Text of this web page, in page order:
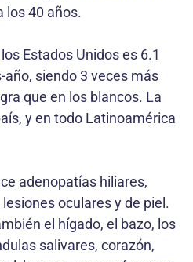
los 40 años.
Estados Unidos es 6.1
siendo 3 veces más
que en los blancos. La
y en todo Latinoamérica
adenopatías hiliares,
oculares y de piel.
el hígado, el bazo, los
salivares, corazón,